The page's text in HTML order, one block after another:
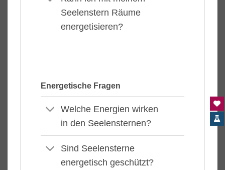
Seelenstern Räume
energetisieren?
Energetische Fragen
Welche Energien wirken
in den Seelensternen?
Sind Seelensterne
energetisch geschützt?